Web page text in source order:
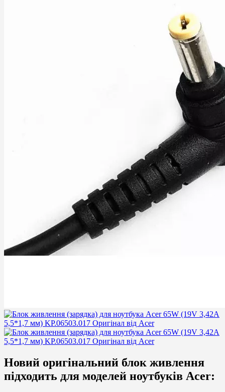
Новий оригінальний блок живлення
підходить для моделей ноутбуків Acer: